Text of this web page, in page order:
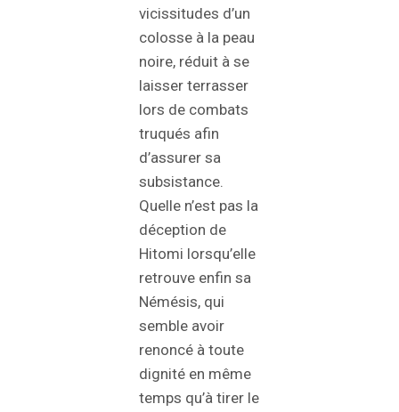
vicissitudes d’un
colosse à la peau
noire, réduit à se
laisser terrasser
lors de combats
truqués afin
d’assurer sa
subsistance.
Quelle n’est pas la
déception de
Hitomi lorsqu’elle
retrouve enfin sa
Némésis, qui
semble avoir
renoncé à toute
dignité en même
temps qu’à tirer le